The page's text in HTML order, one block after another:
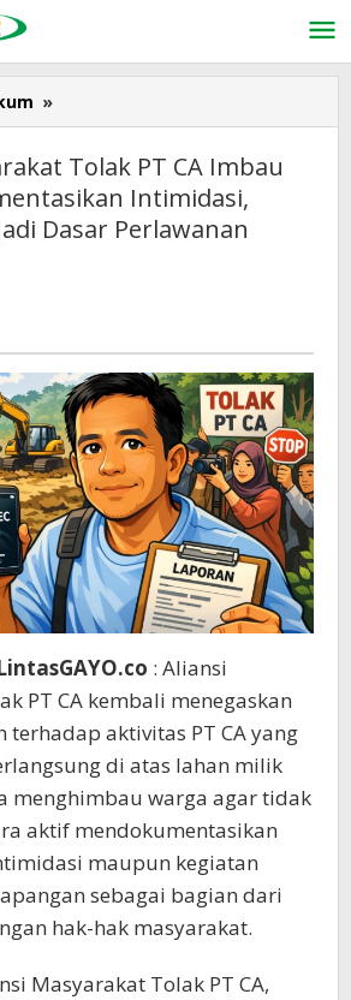
»
Masyarakat
Tolak
PT
CA
Imbau
MA
Jadi
Dasar
Perlawanan
Hukum
Tolak PT CA Imbau
Intimidasi,
Dasar Perlawanan
: Aliansi
PT CA kembali menegaskan
terhadap aktivitas PT CA yang
di atas lahan milik
menghimbau warga agar tidak
aktif mendokumentasikan
maupun kegiatan
sebagai bagian dari
hak-hak masyarakat.
Masyarakat Tolak PT CA,